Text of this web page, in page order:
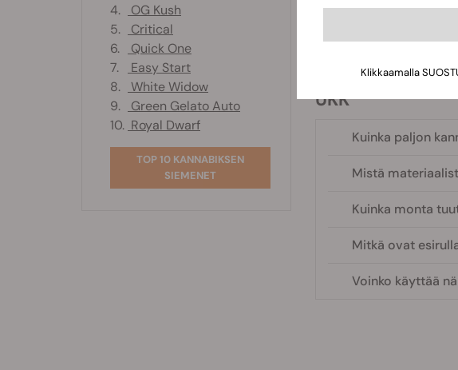
useimpien
Lisäksi iskunkestävä
UKK
Kuinka paljon
Mistä
Kuinka monta
Mitkä ovat
Voinko käyttää
4.
OG Kush
5.
Critical
6.
Quick One
7.
Easy Start
8.
White Widow
9.
Green Gelato Auto
10. Royal Dwarf
TOP 10 KANNABIKSEN
SIEMENET
Klikkaamalla